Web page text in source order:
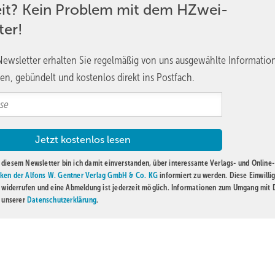
bei Industrieanlagen: ein knappes Platzangebot und strikte
Technologie recht flexibel, denn die Lösung ist modular und wird
Es geht vor allem darum, die beste Kombination von Tiefe und
und die anpassbare Länge der Zylinder machen den Speicher gut
Wasserstoff speichern. Ein hartes Limit gibt es nicht, doch
komplex.
in Kombination mit Erdaushub – ein bewährtes und
für U-Bahnen in Innenstädten gebaut werden. Ein
Kosten wiederum sinken. Alles in allem sei der CAPEX pro
Kein Problem mit dem HZwei-
erhalten Sie regelmäßig von uns ausgewählte
gebündelt und kostenlos direkt ins Postfach.
diesem Newsletter bin ich damit einverstanden, über interessante Verlags- und Online-
der Alfons W. Gentner Verlag GmbH & Co. KG informiert zu werden. Diese
und eine Abmeldung ist jederzeit möglich. Informationen zum Umgang mit
Datenschutzerklärung.